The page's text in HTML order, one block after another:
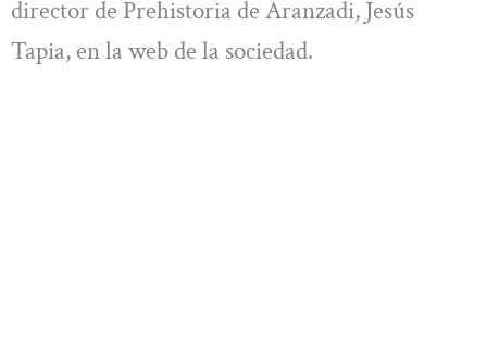
director de Prehistoria de Aranzadi, Jesús
Tapia, en la web de la sociedad.